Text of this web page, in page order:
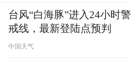
台风“白海豚”进入24小时警
戒线，最新登陆点预判
中国天气